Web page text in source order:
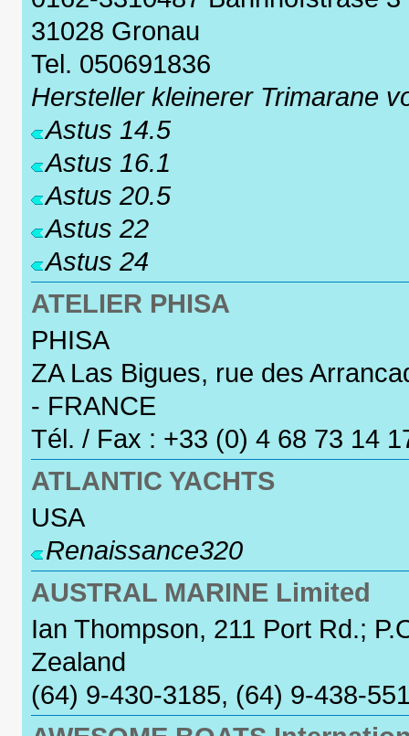
31028 Gronau
Tel. 050691836
Hersteller kleinerer Trimarane
Astus 14.5
Astus 16.1
Astus 20.5
Astus 22
Astus 24
ATELIER PHISA
PHISA
ZA Las Bigues, rue des
- FRANCE
Tél. / Fax : +33 (0) 4 68 73 14
ATLANTIC YACHTS
USA
Renaissance320
AUSTRAL MARINE Limited
Ian Thompson, 211 Port Rd.;
Zealand
(64) 9-430-3185, (64) 9-438-